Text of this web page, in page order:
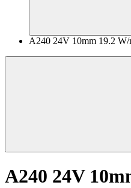
A240 24V 10mm 19.2 W/
A240 24V